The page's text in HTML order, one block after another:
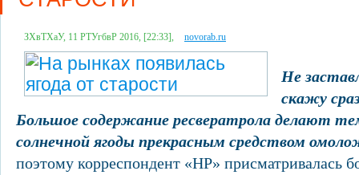
ЗХвТХаУ, 11 РТУгбвР 2016, [22:33], novorab.ru
Не
скажу
Большое содержание ресвератрола делают
солнечной ягоды прекрасным средством
поэтому корреспондент «НР» присматривалась